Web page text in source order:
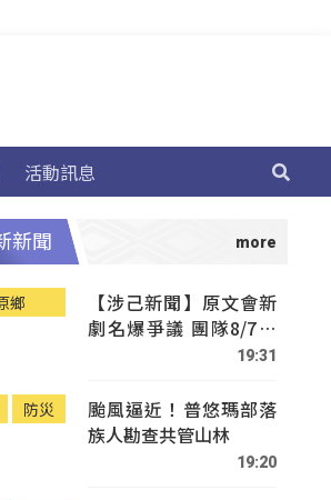
活動訊息
新聞
鄉
【涉己新聞】原文會新
劇名爆爭議 團隊8/7赴
19:31
防災
颱風逼近！普悠瑪部落
族人勘查共管山林
19:20